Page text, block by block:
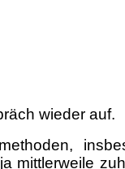
wieder auf.
mittlerweile